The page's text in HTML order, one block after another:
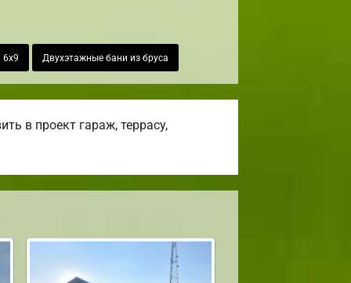
6х9 Двухэтажные бани из бруса
в проект гараж, террасу,